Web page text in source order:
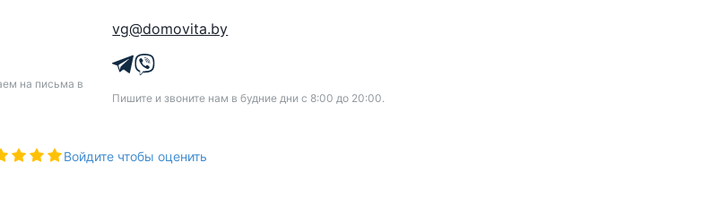
на письма в
vg@domovita.by
Пишите и звоните нам в будние дни с 8:00 до 20:00.
Войдите чтобы оценить